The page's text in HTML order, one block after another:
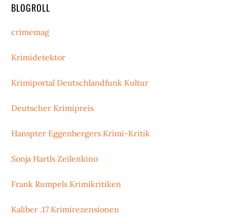
BLOGROLL
crimemag
Krimidetektor
Krimiportal Deutschlandfunk Kultur
Deutscher Krimipreis
Hanspter Eggenbergers Krimi-Kritik
Sonja Hartls Zeilenkino
Frank Rumpels Krimikritiken
Kaliber .17 Krimirezensionen